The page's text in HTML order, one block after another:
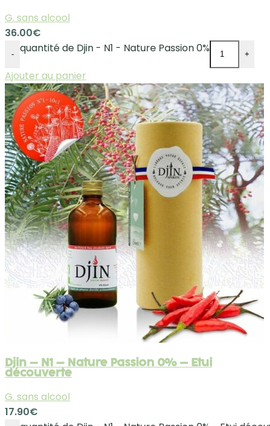
G. sans alcool
36.00€
- quantité de Djin - N1 - Nature Passion 0% +
Ajouter au panier
Djin – N1 – Nature Passion 0% – Etui
découverte
G. sans alcool
17.90€